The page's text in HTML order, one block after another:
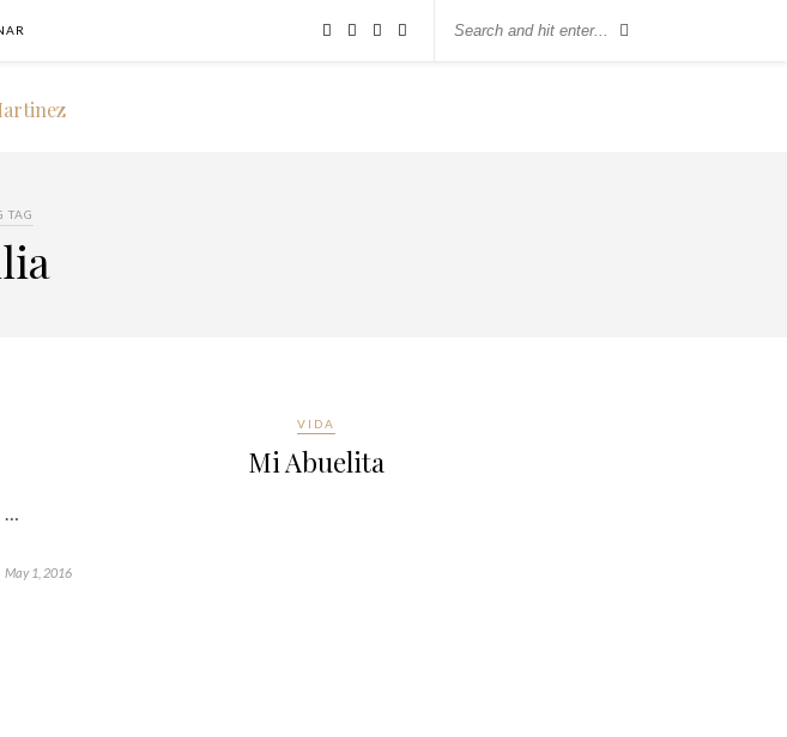
TAG
VIDA
Mi Abuelita
…
May 1, 2016